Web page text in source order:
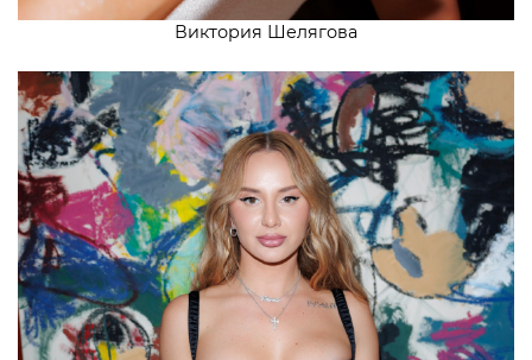
Виктория Шелягова